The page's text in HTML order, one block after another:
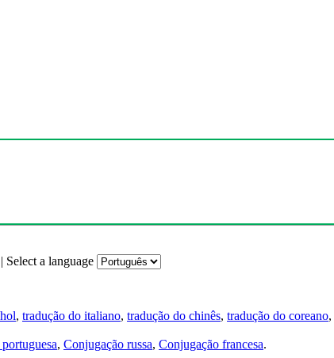
| Select a language
, tradução do italiano, tradução do chinês, tradução do coreano,
, Conjugação russa, Conjugação francesa.